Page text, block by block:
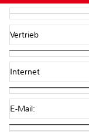
Vertrieb
Internet
E-Mail: